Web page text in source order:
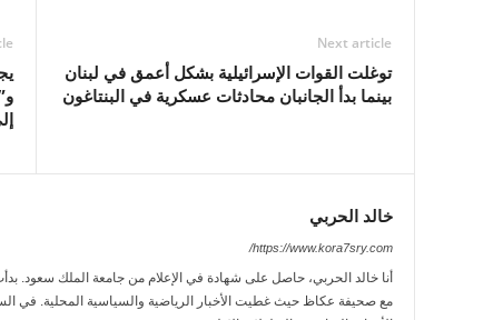
Next article
توغلت القوات الإسرائيلية بشكل أعمق في لبنان
بينما بدأ الجانبان محادثات عسكرية في البنتاغون
خالد الحربي
https://www.kora7sry.com/
مع صحيفة عكاظ حيث غطيت الأخبار الرياضية والسياسية المحلية. في